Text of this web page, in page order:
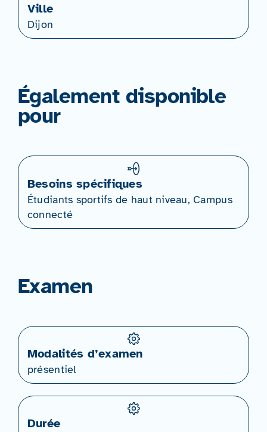
Ville
Dijon
Également disponible
pour
Besoins spécifiques
Étudiants sportifs de haut niveau, Campus
connecté
Examen
Modalités d’examen
présentiel
Durée